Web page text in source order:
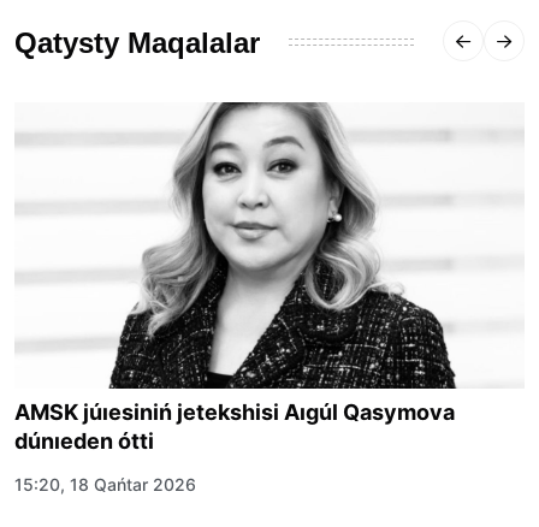
Qatysty Maqalalar
AMSK júıesiniń jetekshisi Aıgúl Qasymova
dúnıeden ótti
15:20, 18 Qańtar 2026